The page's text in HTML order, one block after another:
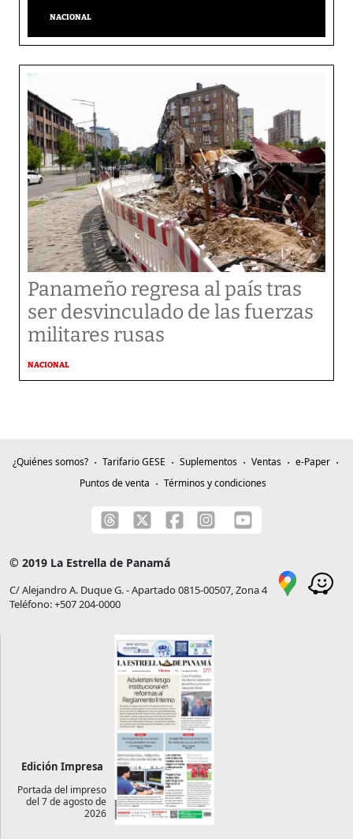
NACIONAL
Panameño regresa al país tras
ser desvinculado de las fuerzas
militares rusas
NACIONAL
¿Quiénes somos? Tarifario GESE Suplementos Ventas
e-Paper
Puntos de venta
Términos y condiciones
© 2019 La Estrella de Panamá
C/ Alejandro A. Duque G. - Apartado 0815-00507, Zona 4
Teléfono: +507 204-0000
Edición Impresa
Portada del impreso
del 7 de agosto de
2026